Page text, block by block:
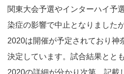
関東大会予選やインターハイ予
染症の影響で中止となりました
2020は開催が予定されており神
決定しています。試合結果とと
2020の詳細が分かり次第、記載